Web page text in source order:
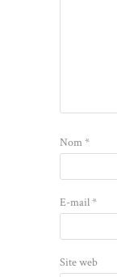
Nom*
E-mail*
Site web